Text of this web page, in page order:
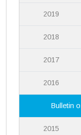
2019
2018
2017
2016
Bulletin
2015